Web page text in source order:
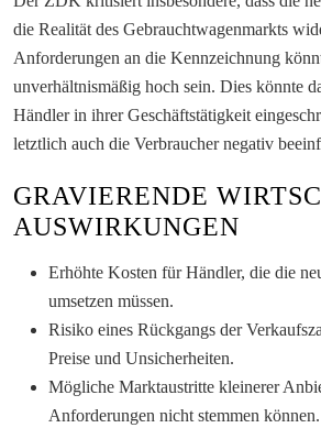
die Realität des Gebrauchtwagenmarkts
Anforderungen an die Kennzeichnung
unverhältnismäßig hoch sein. Dies könnte
Händler in ihrer Geschäftstätigkeit
letztlich auch die Verbraucher negativ
GRAVIERENDE
AUSWIRKUNGEN
Erhöhte Kosten für Händler, die die
umsetzen müssen.
Risiko eines Rückgangs der
Preise und Unsicherheiten.
Mögliche Marktaustritte kleinerer
Anforderungen nicht stemmen können.